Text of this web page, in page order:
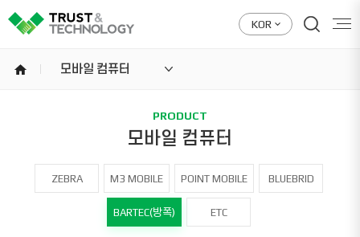
KOR
home모바일 컴퓨터
PRODUCT
모바일 컴퓨터
ZEBRA M3 MOBILE POINT MOBILE BLUEBRID
BARTEC(방폭) ETC